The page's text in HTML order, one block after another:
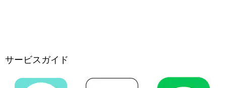
サービスガイド